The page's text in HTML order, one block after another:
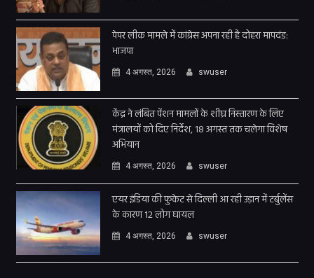
पेपर लीक मामले में कांग्रेस अपना रही है दोहरा मापदंड:
भाजपा
4 अगस्त, 2026 swuser
केंद्र ने लंबित पेंशन मामलों के शीघ्र निस्तारण के लिए
मंत्रालयों को दिए निर्देश, 18 अगस्त तक चलेगा विशेष
अभियान
4 अगस्त, 2026 swuser
एयर इंडिया की फुकेट से दिल्ली आ रही उड़ान में टर्बुलेंस
के कारण 12 लोग घायल
4 अगस्त, 2026 swuser